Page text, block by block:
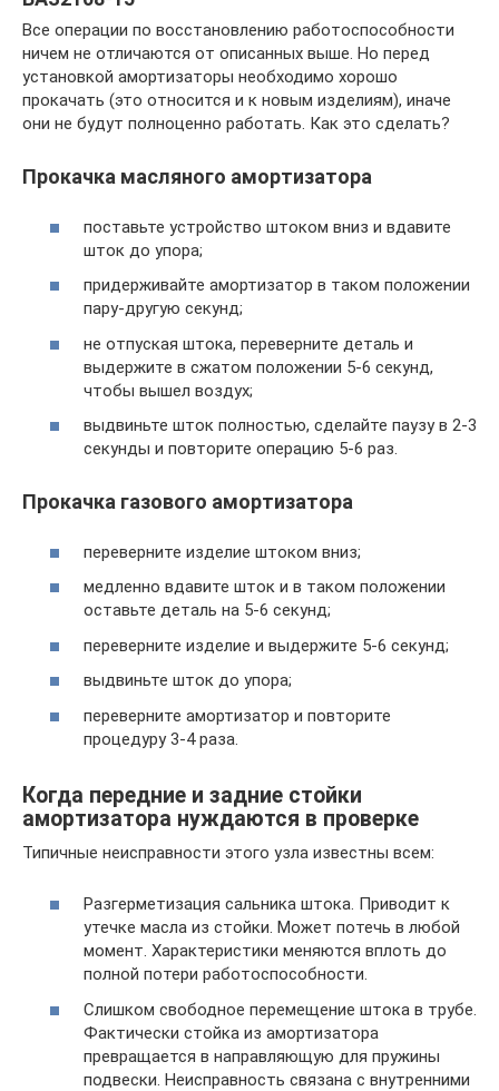
Все операции по восстановлению работоспособности
ничем не отличаются от описанных выше. Но перед
установкой амортизаторы необходимо хорошо
прокачать (это относится и к новым изделиям), иначе
они не будут полноценно работать. Как это сделать?
Прокачка масляного амортизатора
поставьте устройство штоком вниз и вдавите
шток до упора;
придерживайте амортизатор в таком положении
пару-другую секунд;
не отпуская штока, переверните деталь и
выдержите в сжатом положении 5-6 секунд,
чтобы вышел воздух;
выдвиньте шток полностью, сделайте паузу в 2-3
секунды и повторите операцию 5-6 раз.
Прокачка газового амортизатора
переверните изделие штоком вниз;
медленно вдавите шток и в таком положении
оставьте деталь на 5-6 секунд;
переверните изделие и выдержите 5-6 секунд;
выдвиньте шток до упора;
переверните амортизатор и повторите
процедуру 3-4 раза.
Когда передние и задние стойки
амортизатора нуждаются в проверке
Типичные неисправности этого узла известны всем:
Разгерметизация сальника штока. Приводит к
утечке масла из стойки. Может потечь в любой
момент. Характеристики меняются вплоть до
полной потери работоспособности.
Слишком свободное перемещение штока в трубе.
Фактически стойка из амортизатора
превращается в направляющую для пружины
подвески. Неисправность связана с внутренними